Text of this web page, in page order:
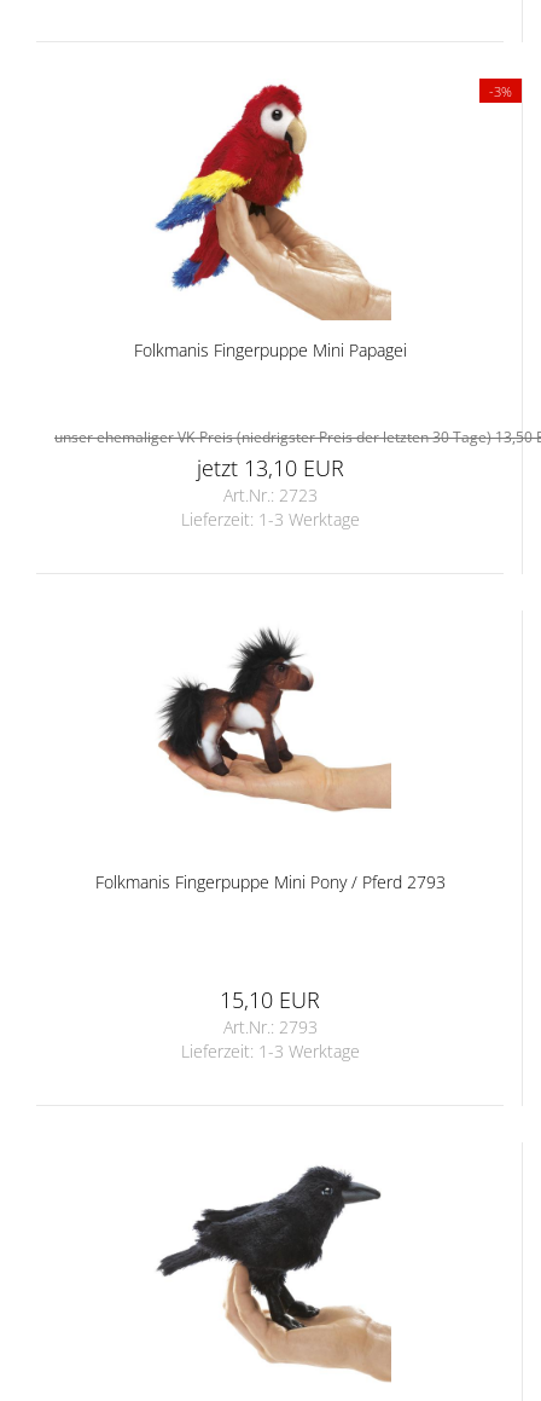
-3%
Folkmanis Fingerpuppe Mini Papagei
unser ehemaliger VK-Preis (niedrigster Preis der letzten 30 Tage) 13,50
jetzt 13,10 EUR
Art.Nr.: 2723
Lieferzeit: 1-3 Werktage
Folkmanis Fingerpuppe Mini Pony / Pferd 2793
15,10 EUR
Art.Nr.: 2793
Lieferzeit: 1-3 Werktage